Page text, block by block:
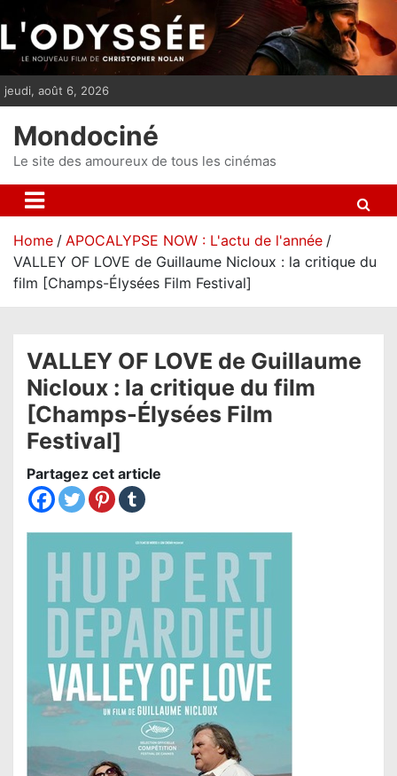
i
p
t
n
jeudi, août 6, 2026
Mondociné
Le site des amoureux de tous les cinémas
Home
APOCALYPSE NOW : L'actu de l'année
VALLEY OF LOVE de Guillaume Nicloux : la critique du
film [Champs-Élysées Film Festival]
VALLEY OF LOVE de Guillaume
Nicloux : la critique du film
[Champs-Élysées Film
Festival]
Partagez cet article